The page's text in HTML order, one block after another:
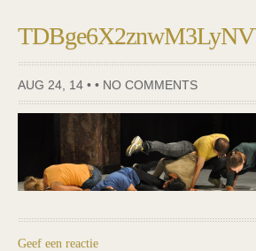
AUG 24, 14 • • NO COMMENTS
Geef een reactie